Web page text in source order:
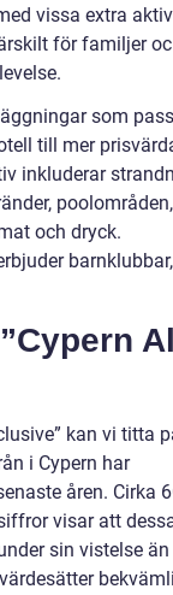
vissa extra
för familjer
som
till mer
inkluderar
och dryck.
barnklubbar,
kan vi titta
i Cypern har
åren. Cirka
visar att
sin vistelse